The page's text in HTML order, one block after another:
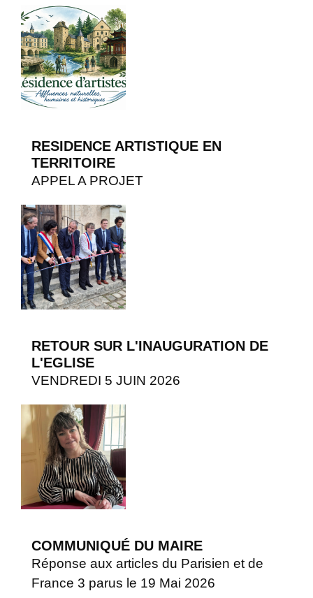
RESIDENCE ARTISTIQUE EN
TERRITOIRE
APPEL A PROJET
RETOUR SUR L'INAUGURATION DE
L'EGLISE
VENDREDI 5 JUIN 2026
COMMUNIQUÉ DU MAIRE
Réponse aux articles du Parisien et de
France 3 parus le 19 Mai 2026